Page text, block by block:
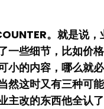
。就是说
一些细节，比如价
小的内容，哪么就
然这时又有三种可
主改的东西他全认